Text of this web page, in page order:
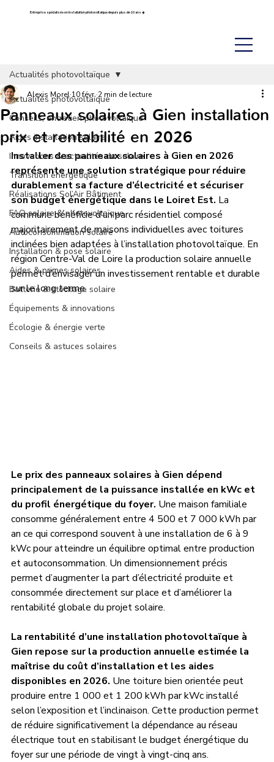
Entreprise spécialisée en installation photovoltaïque depuis plus de 10 ans ☀️
Actualités photovoltaïque
Conseils, entretien photovoltaïque
Aides installation solaire
Innovations & actualités du solaire
Transition énergétique
Réalisations Sol’Air Bâtiment
FAQ solaire & photovoltaïque
Autoconsommation solaire
Installation & pose solaire
Aides & primes solaires
Batterie & stockage solaire
Équipements & innovations
Écologie & énergie verte
Conseils & astuces solaires
Actualités photovoltaïque
Panneaux solaires à Gien installation
prix et rentabilité en 2026
Alexis Morel 10 févr.2 min de lecture
Installer des panneaux solaires à Gien en 2026
représente une solution stratégique pour réduire
durablement sa facture d’électricité et sécuriser
son budget énergétique dans le Loiret Est. La
commune bénéficie d’un parc résidentiel composé
majoritairement de maisons individuelles avec toitures
inclinées bien adaptées à l’installation photovoltaïque. En
région Centre-Val de Loire la production solaire annuelle
permet d’envisager un investissement rentable et durable
sur le long terme.
Le prix des panneaux solaires à Gien dépend
principalement de la puissance installée en kWc et
du profil énergétique du foyer. Une maison familiale
consomme généralement entre 4 500 et 7 000 kWh par
an ce qui correspond souvent à une installation de 6 à 9
kWc pour atteindre un équilibre optimal entre production
et autoconsommation. Un dimensionnement précis
permet d’augmenter la part d’électricité produite et
consommée directement sur place et d’améliorer la
rentabilité globale du projet solaire.
La rentabilité d’une installation photovoltaïque à
Gien repose sur la production annuelle estimée la
maîtrise du coût d’installation et les aides
disponibles en 2026. Une toiture bien orientée peut
produire entre 1 000 et 1 200 kWh par kWc installé
selon l’exposition et l’inclinaison. Cette production permet
de réduire significativement la dépendance au réseau
électrique tout en stabilisant le budget énergétique du
foyer sur une période de vingt à vingt-cinq ans.